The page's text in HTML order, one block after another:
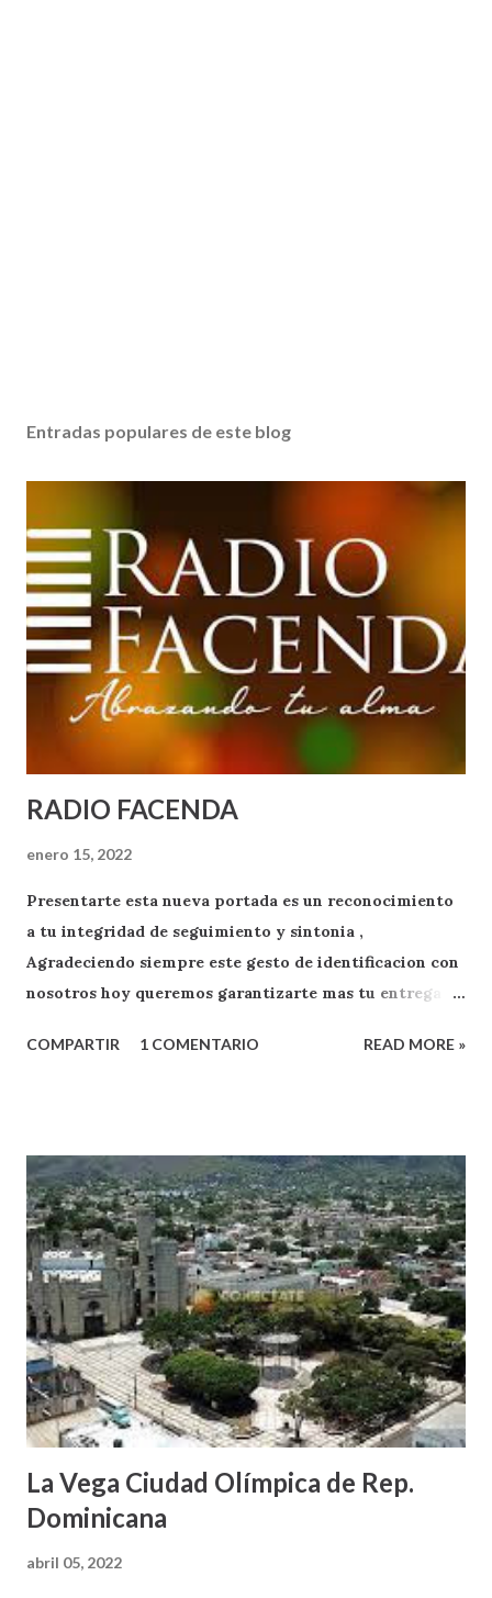
Entradas populares de este blog
RADIO FACENDA
enero 15, 2022
Presentarte esta nueva portada es un reconocimiento
a tu integridad de seguimiento y sintonia ,
Agradeciendo siempre este gesto de identificacion con
nosotros hoy queremos garantizarte mas tu entrega
.
COMPARTIR 1 COMENTARIO READ MORE »
La Vega Ciudad Olímpica de Rep.
Dominicana
abril 05, 2022